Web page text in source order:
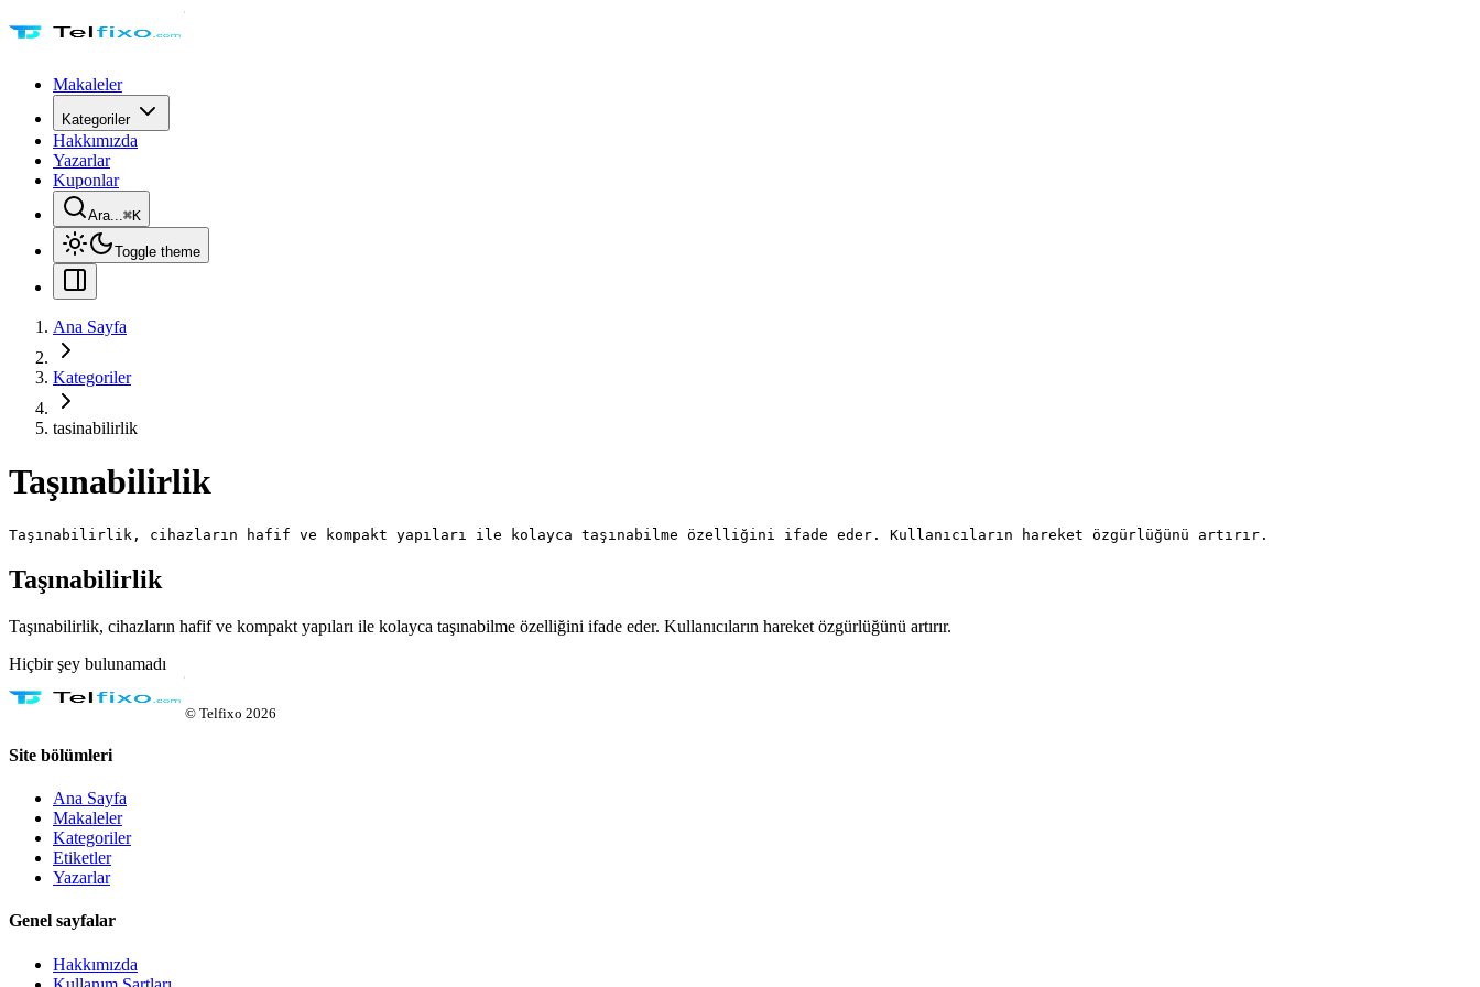
Makaleler
Kategoriler
Hakkımızda
Yazarlar
Kuponlar
Ara...⌘K
Toggle theme
Ana Sayfa
Kategoriler
tasinabilirlik
Taşınabilirlik
Taşınabilirlik, cihazların hafif ve kompakt yapıları ile kolayca taşınabilme özelliğini ifade eder. Kullanıcıların hareket özgürlüğünü artırır.
Taşınabilirlik
Taşınabilirlik, cihazların hafif ve kompakt yapıları ile kolayca taşınabilme özelliğini ifade eder. Kullanıcıların hareket özgürlüğünü artırır.
Hiçbir şey bulunamadı
© Telfixo 2026
Site bölümleri
Ana Sayfa
Makaleler
Kategoriler
Etiketler
Yazarlar
Genel sayfalar
Hakkımızda